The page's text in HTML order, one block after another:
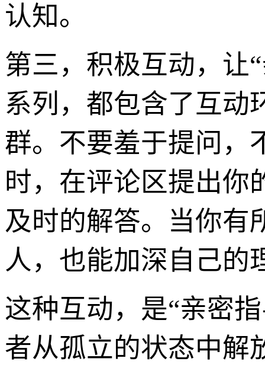
认知。
第三，积极互动，让
系列，都包含了互动
群。不要羞于提问，
时，在评论区提出你
及时的解答。当你有
人，也能加深自己的
这种互动，是“亲密
者从孤立的状态中解